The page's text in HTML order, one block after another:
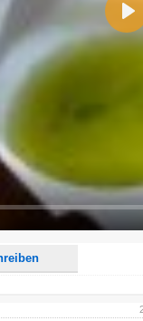
Kommentar entfernt.
oder "http://" in URLs
Antworten erscheinen.
Kommentare erscheinen.